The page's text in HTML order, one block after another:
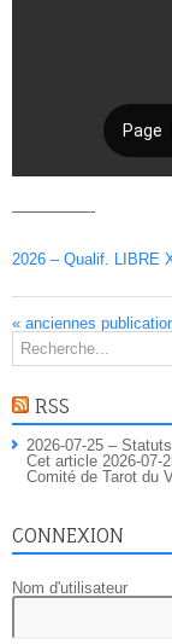
—————-
2026 – Qualif. LIBRE
« anciennes
RSS
2026-07-25 –
Cet article 2026-07-
Comité de Tarot du
CONNEXION
Nom d'utilisateur